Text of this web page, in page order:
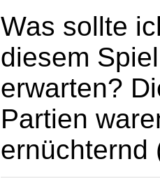
Was sollte
diesem Spiel
erwarten?
Partien